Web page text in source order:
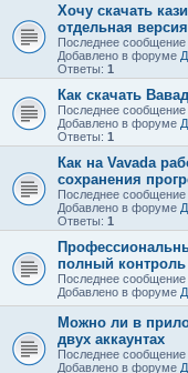
Хочу скачать
отдельная версия
Последнее сообщение
Добавлено в форуме
Ответы: 1
Как скачать
Последнее сообщение
Добавлено в форуме
Ответы: 1
Как на Vavada
сохранения
Последнее сообщение
Добавлено в форуме
Ответы: 1
полный
Последнее сообщение
Добавлено в форуме
Можно ли в
двух аккаунтах
Последнее сообщение
Добавлено в форуме